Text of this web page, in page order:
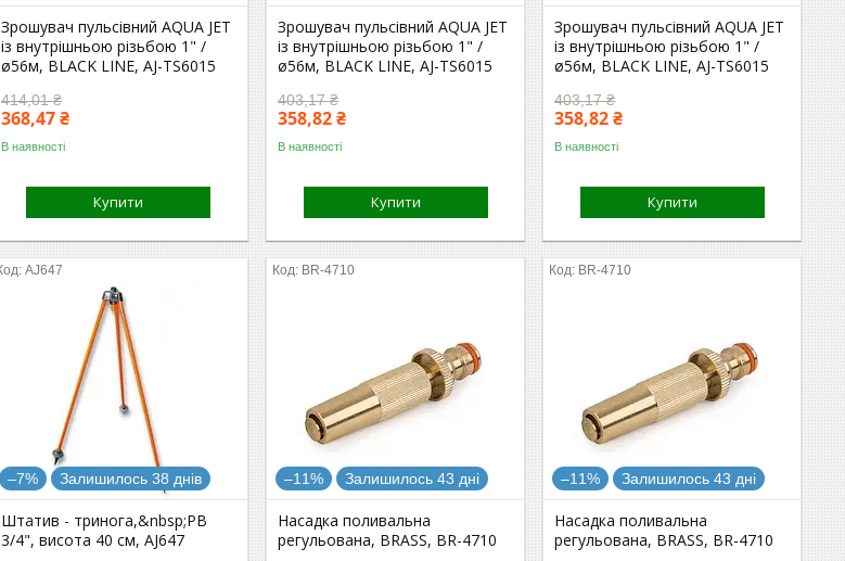
Зрошувач пульсівний AQUA JET
із внутрішньою різьбою 1" /
ø56м, BLACK LINE, AJ-TS6015
414,01 ₴
368,47 ₴
В наявності
Купити
Зрошувач пульсівний AQUA JET
із внутрішньою різьбою 1" /
ø56м, BLACK LINE, AJ-TS6015
403,17 ₴
358,82 ₴
В наявності
Купити
Зрошувач пульсівний AQUA JET
із внутрішньою різьбою 1" /
ø56м, BLACK LINE, AJ-TS6015
403,17 ₴
358,82 ₴
В наявності
Купити
AJ647
–7% Залишилось 38 днів
Штатив - тринога,&nbsp;РВ
3/4", висота 40 см, AJ647
BR-4710
–11% Залишилось 43 дні
Насадка поливальна
регульована, BRASS, BR-4710
BR-4710
–11% Залишилось 43 дні
Насадка поливальна
регульована, BRASS, BR-4710